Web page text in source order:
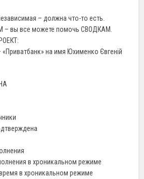
– должна что-то есть.
вы все можете помочь СВОДКАМ.
на имя Юхименко Євгеній
в хроникальном режиме
в хроникальном режиме